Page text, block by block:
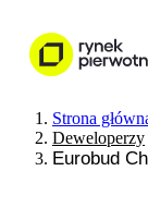
Strona
Deweloperzy
Eurobud